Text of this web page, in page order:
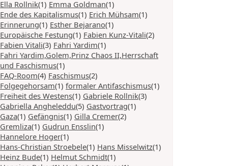
Ella Rollnik(1) Emma Goldman(1)
Ende des Kapitalismus(1) Erich Mühsam(1)
Erinnerung(1) Esther Bejarano(1)
Europäische Festung(1) Fabien Kunz-Vitali(2)
Fabien Vitali(3) Fahri Yardim(1)
Fahri Yardim,Golem,Prinz Chaos II,Herrschaft
und Faschismus(1)
FAQ-Room(4) Faschismus(2)
Folgegehorsam(1) formaler Antifaschismus(1)
Freiheit des Westens(1) Gabriele Rollnik(3)
Gabriella Angheleddu(5) Gastvortrag(1)
Gaza(1) Gefängnis(1) Gilla Cremer(2)
Gremliza(1) Gudrun Ensslin(1)
Hannelore Hoger(1)
Hans-Christian Stroebele(1) Hans Misselwitz(1)
Heinz Bude(1) Helmut Schmidt(1)